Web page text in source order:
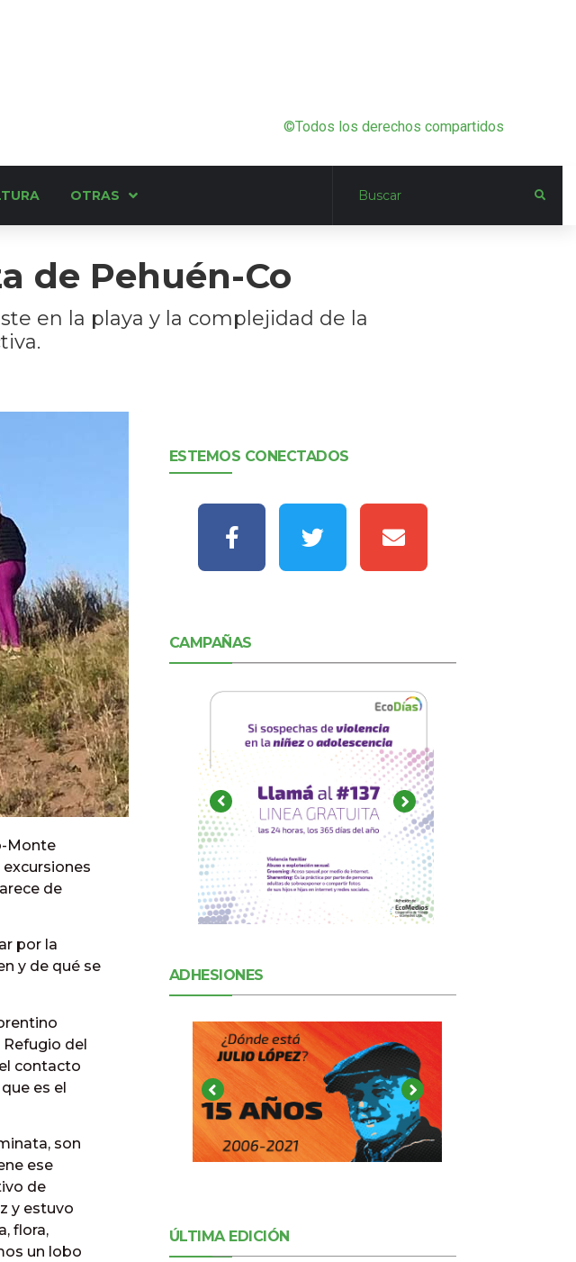
©Todos los derechos compartidos
OTRAS
de Pehuén-Co
en la playa y la complejidad de la
Monte
de
por la
y de qué se
del
contacto
es el
son
ese
de
y estuvo
flora,
un lobo
ESTEMOS CONECTADOS
CAMPAÑAS
ADHESIONES
ÚLTIMA EDICIÓN